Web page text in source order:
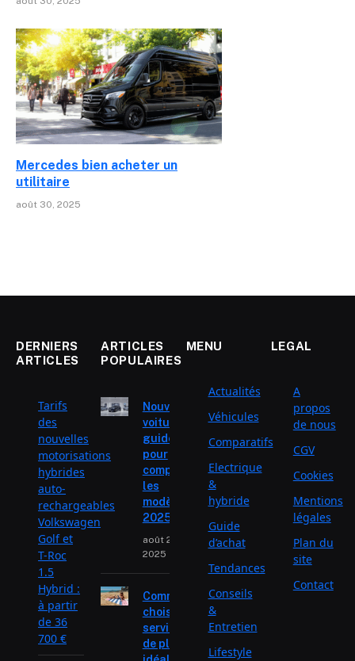
Mercedes bien acheter un
utilitaire
août 30, 2025
DERNIERS
ARTICLES
Tarifs
des
nouvelles
motorisations
hybrides
auto-
rechargeables
Volkswagen
Golf et
T-Roc
1.5
Hybrid :
à partir
de 36
700 €
ARTICLES
POPULAIRES
Nouvelle
voiture :
guide
pour
comparer
les
modèles
2025
août 29,
2025
Comment
choisir la
serviette
de plage
MENU
Actualités
Véhicules
Comparatifs
Electrique
&
hybride
Guide
d’achat
Tendances
Conseils
&
Entretien
Lifestyle
LEGAL
A
propos
de nous
CGV
Cookies
Mentions
légales
Plan du
site
Contact